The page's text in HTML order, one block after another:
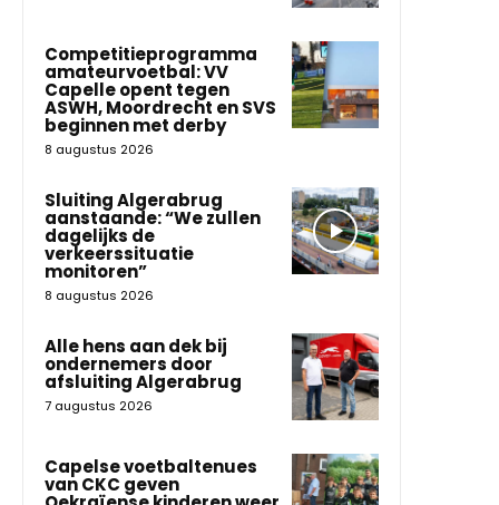
Competitieprogramma
amateurvoetbal: VV
Capelle opent tegen
ASWH, Moordrecht en SVS
beginnen met derby
8 augustus 2026
Sluiting Algerabrug
aanstaande: “We zullen
dagelijks de
verkeerssituatie
monitoren”
8 augustus 2026
Alle hens aan dek bij
ondernemers door
afsluiting Algerabrug
7 augustus 2026
Capelse voetbaltenues
van CKC geven